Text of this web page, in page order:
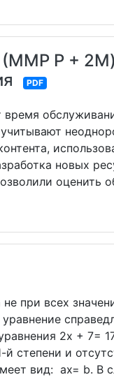
P +
PDF
новых
оценить
при всех
2x + 7=
й степени и
вид: ax= b. В